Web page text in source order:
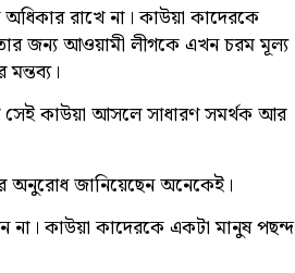
রাখে না। কাউয়া কাদেরকে
জন্য আওয়ামী লীগকে এখন চরম মূল্য
সেই কাউয়া আসলে সাধারণ সমর্থক আর
অনুরোধ জানিয়েছেন অনেকেই।
কাউয়া কাদেরকে একটা মানুষ পছন্দ